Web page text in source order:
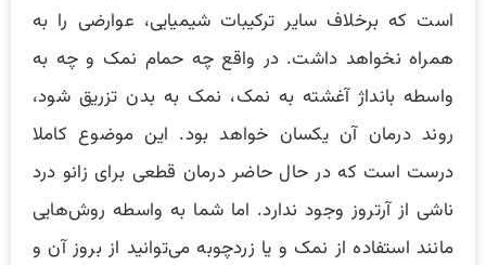
است که برخلاف سایر ترکیبات شیمیایی، عوارضی را به
همراه نخواهد داشت. در واقع چه حمام نمک و چه به
واسطه بانداژ آغشته به نمک، نمک به بدن تزریق شود،
روند درمان آن یکسان خواهد بود. این موضوع کاملا
درست است که در حال حاضر درمان قطعی برای زانو درد
ناشی از آرتروز وجود ندارد. اما شما به واسطه روش‌هایی
مانند استفاده از نمک و یا زردچوبه می‌توانید از بروز آن و